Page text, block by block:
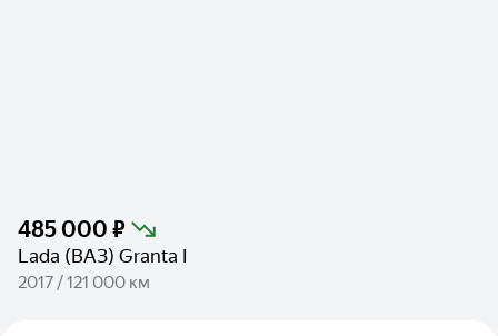
485 000 ₽
Lada (ВАЗ) Granta I
2017 / 121 000 км